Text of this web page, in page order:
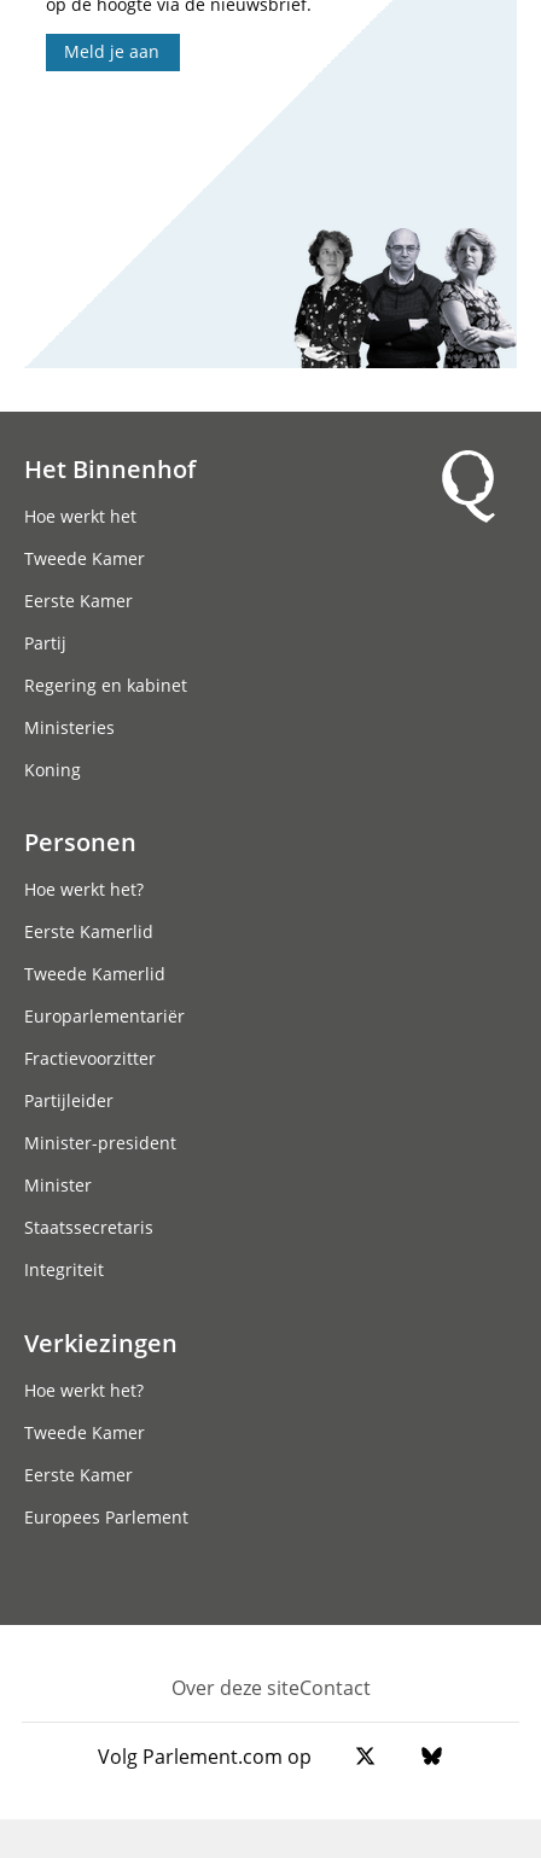
Meld je aan
Het Binnenhof
Hoe werkt het
Tweede Kamer
Eerste Kamer
Partij
Regering en kabinet
Ministeries
Koning
Personen
Hoe werkt het?
Eerste Kamerlid
Tweede Kamerlid
Europarlementariër
Fractievoorzitter
Partijleider
Minister-president
Minister
Staatssecretaris
Integriteit
Verkiezingen
Hoe werkt het?
Tweede Kamer
Eerste Kamer
Europees Parlement
Footer
Over deze siteContact
Volg Parlement.com op